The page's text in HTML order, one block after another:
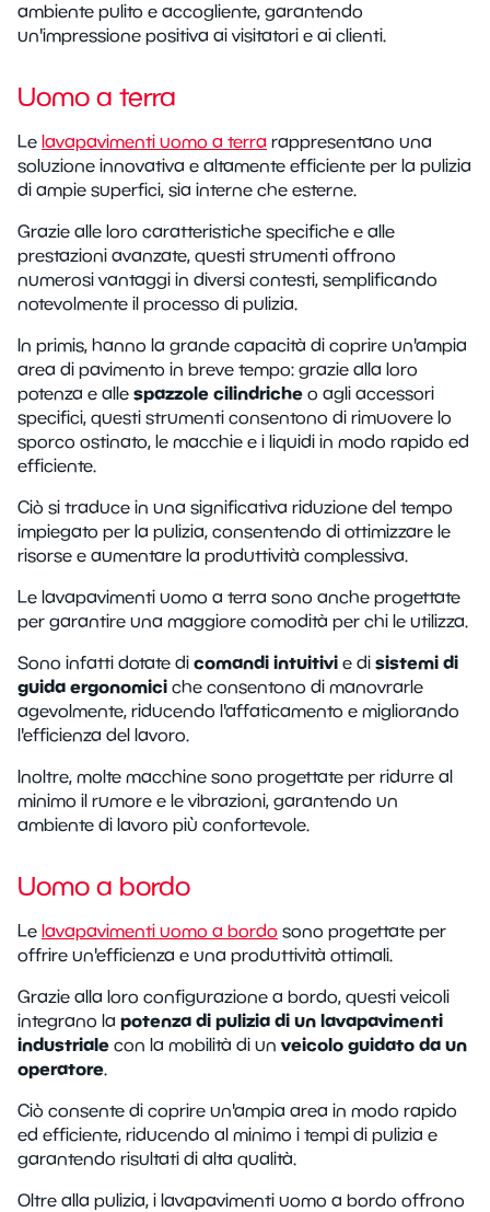
ambiente pulito e accogliente, garantendo
un'impressione positiva ai visitatori e ai clienti.
Uomo a terra
Le lavapavimenti uomo a terra rappresentano una
soluzione innovativa e altamente efficiente per la pulizia
di ampie superfici, sia interne che esterne.
Grazie alle loro caratteristiche specifiche e alle
prestazioni avanzate, questi strumenti offrono
numerosi vantaggi in diversi contesti, semplificando
notevolmente il processo di pulizia.
In primis, hanno la grande capacità di coprire un'ampia
area di pavimento in breve tempo: grazie alla loro
potenza e alle spazzole cilindriche o agli accessori
specifici, questi strumenti consentono di rimuovere lo
sporco ostinato, le macchie e i liquidi in modo rapido ed
efficiente.
Ciò si traduce in una significativa riduzione del tempo
impiegato per la pulizia, consentendo di ottimizzare le
risorse e aumentare la produttività complessiva.
Le lavapavimenti uomo a terra sono anche progettate
per garantire una maggiore comodità per chi le utilizza.
Sono infatti dotate di comandi intuitivi e di sistemi di
guida ergonomici che consentono di manovrarle
agevolmente, riducendo l'affaticamento e migliorando
l'efficienza del lavoro.
Inoltre, molte macchine sono progettate per ridurre al
minimo il rumore e le vibrazioni, garantendo un
ambiente di lavoro più confortevole.
Uomo a bordo
Le lavapavimenti uomo a bordo sono progettate per
offrire un'efficienza e una produttività ottimali.
Grazie alla loro configurazione a bordo, questi veicoli
integrano la potenza di pulizia di un lavapavimenti
industriale con la mobilità di unveicolo guidato da un
operatore.
Ciò consente di coprire un'ampia area in modo rapido
ed efficiente, riducendo al minimo i tempi di pulizia e
garantendo risultati di alta qualità.
Oltre alla pulizia, i lavapavimenti uomo a bordo offrono